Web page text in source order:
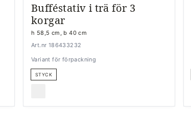
Bufféstativ i trä för 3
korgar
h 58,5 cm, b 40 cm
Art.nr 186433232
Variant för förpackning
STYCK